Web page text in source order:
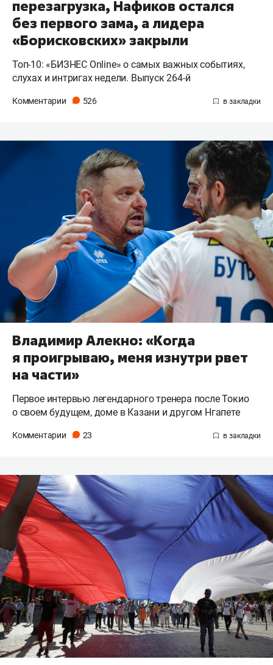
перезагрузка, Нафиков остался
без первого зама, а лидера
«Борисковских» закрыли
Топ-10: «БИЗНЕС Online» о самых важных событиях,
слухах и интригах недели. Выпуск 264-й
Комментарии 526
Владимир Алекно: «Когда
я проигрываю, меня изнутри рвет
на части»
Первое интервью легендарного тренера после Токио
о своем будущем, доме в Казани и другом Нгапете
Комментарии 23